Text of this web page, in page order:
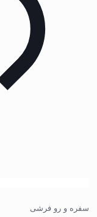
سفره و رو فرشی